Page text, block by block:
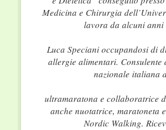
Medicina e Chirurgia
lavora da alcuni anni
Luca Speciani occupandosi di
allergie alimentari. Consulente
nazionale italiana
ultramaratona e collaboratrice
anche nuotatrice, maratoneta
Nordic Walking.